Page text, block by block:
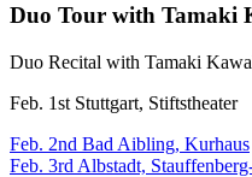
Duo Tour with Tamaki
Duo Recital with Tamaki
Feb. 1st Stuttgart, Stiftstheater
Feb. 2nd Bad Aibling, Kurhaus
Feb. 3rd Albstadt,